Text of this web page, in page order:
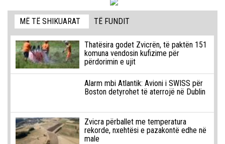
MË TË SHIKUARAT TË FUNDIT
Thatësira godet Zvicrën, të paktën 151
komuna vendosin kufizime për
përdorimin e ujit
Alarm mbi Atlantik: Avioni i SWISS për
Boston detyrohet të aterrojë në Dublin
Zvicra përballet me temperatura
rekorde, nxehtësi e pazakontë edhe në
male